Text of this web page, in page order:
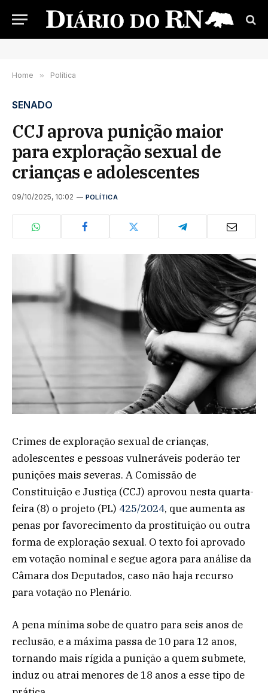
Home » Política
SENADO
CCJ aprova punição maior
para exploração sexual de
crianças e adolescentes
09/10/2025, 10:02 POLÍTICA
Crimes de exploração sexual de crianças,
adolescentes e pessoas vulneráveis poderão ter
punições mais severas. A Comissão de
Constituição e Justiça (CCJ) aprovou nesta quarta-
feira (8) o projeto (PL) 425/2024, que aumenta as
penas por favorecimento da prostituição ou outra
forma de exploração sexual. O texto foi aprovado
em votação nominal e segue agora para análise da
Câmara dos Deputados, caso não haja recurso
para votação no Plenário.
A pena mínima sobe de quatro para seis anos de
reclusão, e a máxima passa de 10 para 12 anos,
tornando mais rígida a punição a quem submete,
induz ou atrai menores de 18 anos a esse tipo de